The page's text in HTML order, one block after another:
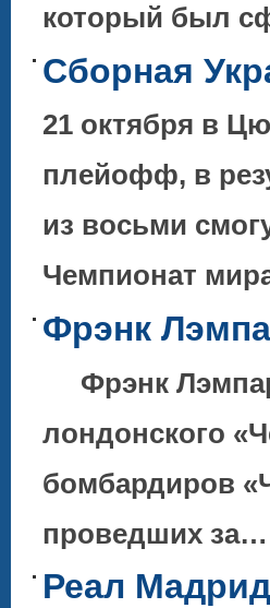
который был
Сборная
21 октября в
плейофф, в
из восьми
Чемпионат
Фрэнк
Фрэнк
лондонского
бомбардиров
проведших за…
Реал Мадрид